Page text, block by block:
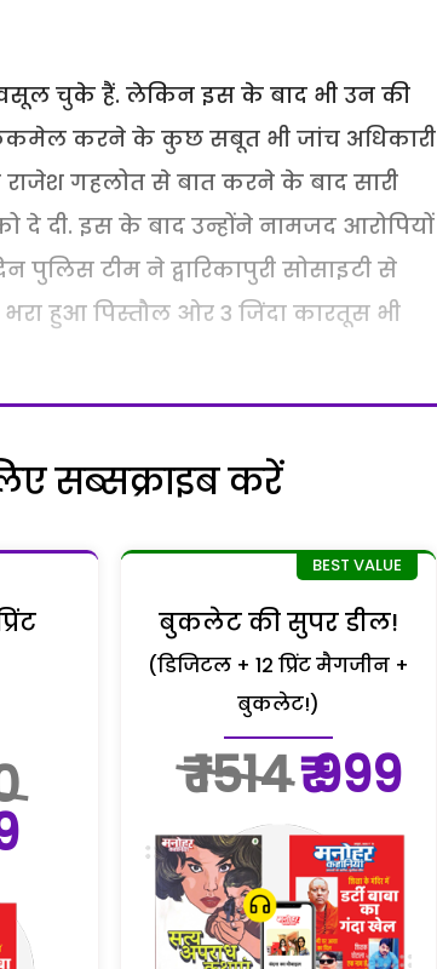
चुके हैं. लेकिन इस के बाद भी उन की
करने के कुछ सबूत भी जांच अधिकारी
गहलोत से बात करने के बाद सारी
दे दी. इस के बाद उन्होंने नामजद आरोपियों
टीम ने द्वारिकापुरी सोसाइटी से
हुआ पिस्तौल ओर 3 जिंदा कारतूस भी
सब्सक्राइब करें
बुकलेट की सुपर डील!
(डिजिटल + 12 प्रिंट मैगजीन +
बुकलेट!)
₹ 1514₹ 999